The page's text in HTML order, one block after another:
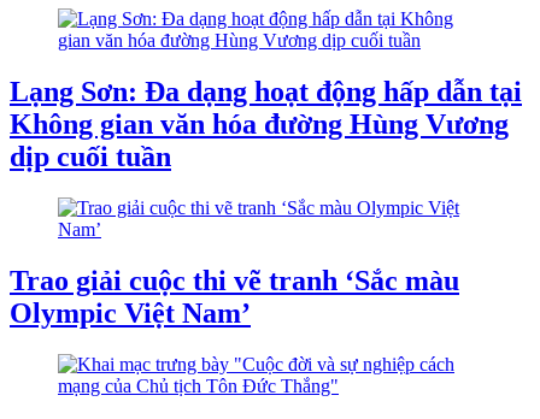
Lạng Sơn: Đa dạng hoạt động hấp dẫn tại
Không gian văn hóa đường Hùng Vương
dịp cuối tuần
Trao giải cuộc thi vẽ tranh ‘Sắc màu
Olympic Việt Nam’